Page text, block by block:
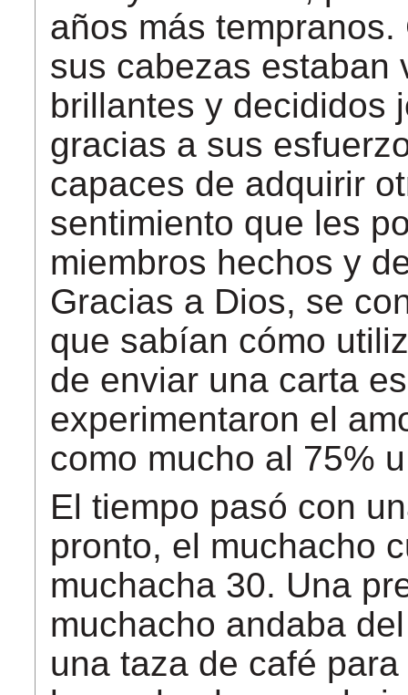
años más
sus cabezas estaban
brillantes y decididos
gracias a sus
capaces de adquirir
sentimiento que les
miembros hechos y
Gracias a Dios, se
que sabían cómo
de enviar una carta
experimentaron el
como mucho al 75%
El tiempo pasó con
pronto, el muchacho
muchacha 30. Una
muchacho andaba
una taza de café